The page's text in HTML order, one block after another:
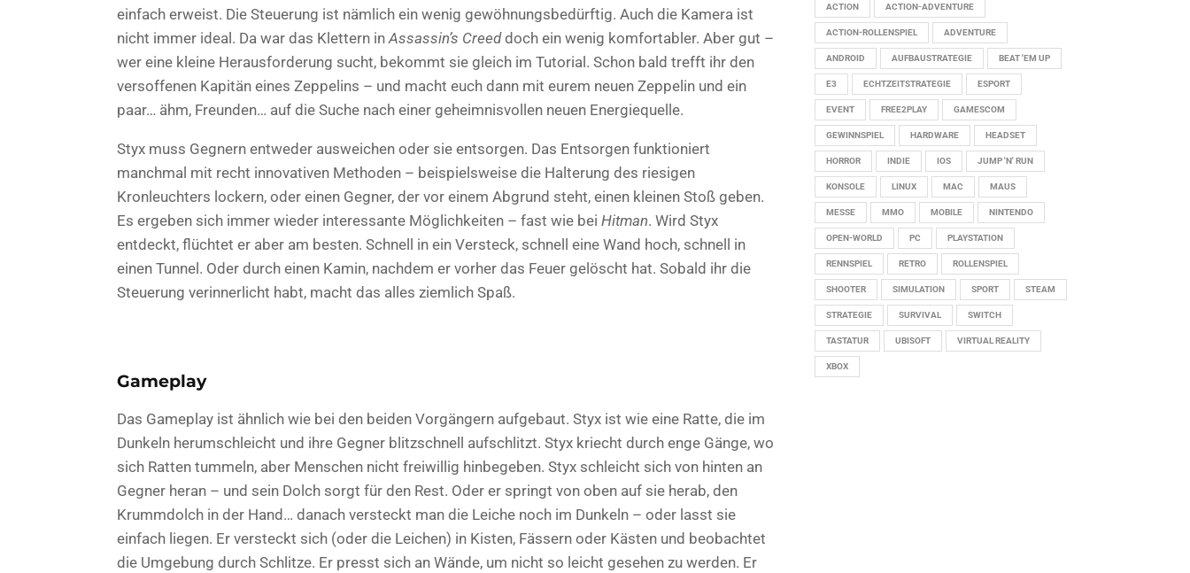
einfach erweist. Die Steuerung ist nämlich ein wenig gewöhnungsbedürftig. Auch die Kamera ist
nicht immer ideal. Da war das Klettern in Assassin’s Creeddoch ein wenig komfortabler. Aber gut –
wer eine kleine Herausforderung sucht, bekommt sie gleich im Tutorial. Schon bald trefft ihr den
versoffenen Kapitän eines Zeppelins – und macht euch dann mit eurem neuen Zeppelin und ein
paar… ähm, Freunden… auf die Suche nach einer geheimnisvollen neuen Energiequelle.
Styx muss Gegnern entweder ausweichen oder sie entsorgen. Das Entsorgen funktioniert
manchmal mit recht innovativen Methoden – beispielsweise die Halterung des riesigen
Kronleuchters lockern, oder einen Gegner, der vor einem Abgrund steht, einen kleinen Stoß geben.
Es ergeben sich immer wieder interessante Möglichkeiten – fast wie bei Hitman. Wird Styx
entdeckt, flüchtet er aber am besten. Schnell in ein Versteck, schnell eine Wand hoch, schnell in
einen Tunnel. Oder durch einen Kamin, nachdem er vorher das Feuer gelöscht hat. Sobald ihr die
Steuerung verinnerlicht habt, macht das alles ziemlich Spaß.
Gameplay
Das Gameplay ist ähnlich wie bei den beiden Vorgängern aufgebaut. Styx ist wie eine Ratte, die im
Dunkeln herumschleicht und ihre Gegner blitzschnell aufschlitzt. Styx kriecht durch enge Gänge, wo
sich Ratten tummeln, aber Menschen nicht freiwillig hinbegeben. Styx schleicht sich von hinten an
Gegner heran – und sein Dolch sorgt für den Rest. Oder er springt von oben auf sie herab, den
Krummdolch in der Hand… danach versteckt man die Leiche noch im Dunkeln – oder lasst sie
einfach liegen. Er versteckt sich (oder die Leichen) in Kisten, Fässern oder Kästen und beobachtet
die Umgebung durch Schlitze. Er presst sich an Wände, um nicht so leicht gesehen zu werden. Er
ACTION ACTION-ADVENTURE
ACTION-ROLLENSPIEL ADVENTURE
ANDROID AUFBAUSTRATEGIE BEAT 'EM UP
E3 ECHTZEITSTRATEGIE ESPORT
EVENT FREE2PLAY GAMESCOM
GEWINNSPIEL HARDWARE HEADSET
HORROR INDIE IOS JUMP 'N' RUN
KONSOLE LINUX MAC MAUS
MESSE MMO MOBILE NINTENDO
OPEN-WORLD PC PLAYSTATION
RENNSPIEL RETRO ROLLENSPIEL
SHOOTER SIMULATION SPORT STEAM
STRATEGIE SURVIVAL SWITCH
TASTATUR UBISOFT VIRTUAL REALITY
XBOX